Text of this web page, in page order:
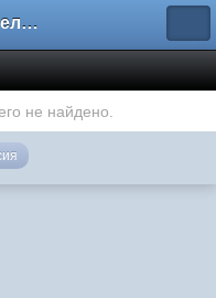
Форум владельцев интернет-магазинов
не найдено.